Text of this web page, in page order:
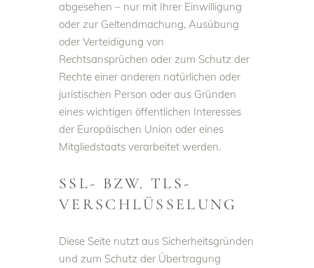
abgesehen – nur mit Ihrer Einwilligung
oder zur Geltendmachung, Ausübung
oder Verteidigung von
Rechtsansprüchen oder zum Schutz der
Rechte einer anderen natürlichen oder
juristischen Person oder aus Gründen
eines wichtigen öffentlichen Interesses
der Europäischen Union oder eines
Mitgliedstaats verarbeitet werden.
SSL- BZW. TLS-
VERSCHLÜSSELUNG
Diese Seite nutzt aus Sicherheitsgründen
und zum Schutz der Übertragung